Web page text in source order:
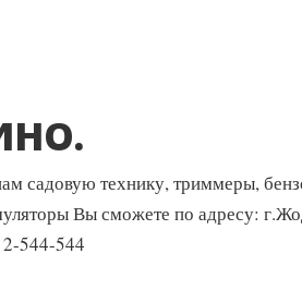
садовую технику, триммеры,
Вы сможете по адресу:
544-544